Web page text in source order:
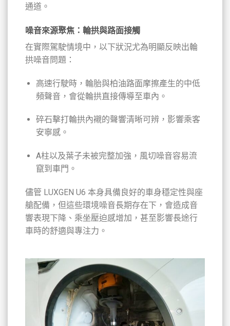
通道。
噪音來源聚焦：輪拱與路面接觸
在實際駕駛情境中，以下狀況尤為明顯反映出輪
拱噪音問題：
高速行駛時，輪胎與柏油路面摩擦產生的中低
頻聲音，會從輪拱直接傳導至車內。
碎石擊打輪拱內襯的聲響清晰可辨，影響乘客
安寧感。
A柱以及葉子未被完整加強，風切噪音容易流
竄到車門。
儘管 LUXGEN U6 本身具備良好的車身穩定性與座
艙配備，但這些環境噪音長期存在下，會造成音
響表現下降、乘坐壓迫感增加，甚至影響長途行
車時的舒適與專注力。